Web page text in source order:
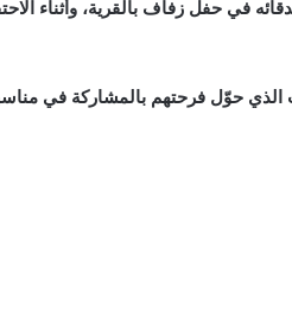
17 عامًا، حيث كان يشارك مع أسرته وأصدقائه في حفل زفاف
الذي حوّل فرحتهم بالمشاركة في